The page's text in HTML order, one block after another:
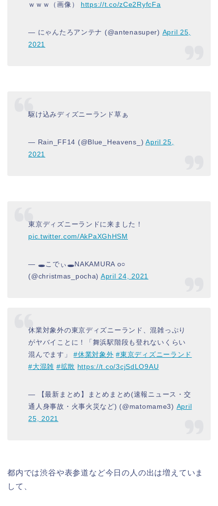
ｗｗｗ（画像） https://t.co/zCe2RyfcFa
— にゃんたろアンテナ (@antenasuper) April 25,
2021
駆け込みディズニーランド草ぁ
— Rain_FF14 (@Blue_Heavens_)April 25,
2021
東京ディズニーランドに来ました！
pic.twitter.com/AkPaXGhHSM
— 🕳こでぃ🕳NAKAMURA o○
(@christmas_pocha) April 24, 2021
休業対象外の東京ディズニーランド、混雑っぷり
がヤバイことに！「舞浜駅階段も登れないくらい
混んでます」#休業対象外 #東京ディズニーランド
#大混雑 #拡散 https://t.co/3cjSdLO9AU
— 【最新まとめ】まとめまとめ(速報ニュース・交
通人身事故・火事火災など) (@matomame3) April
25, 2021
都内では渋谷や表参道など今日の人の出は増えていま
して、